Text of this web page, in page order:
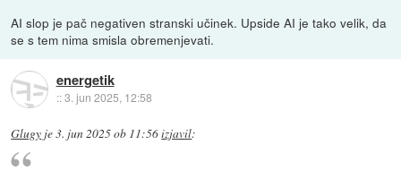
AI slop je pač negativen stranski učinek. Upside AI je tako velik, da
se s tem nima smisla obremenjevati.
energetik
::3. jun 2025, 12:58
Glugy je3. jun 2025 ob 11:56izjavil: